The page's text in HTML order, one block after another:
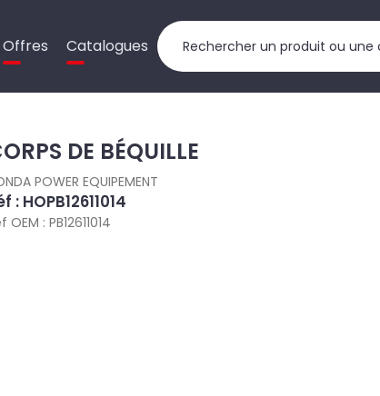
Offres Catalogues
DE BÉQUILLE
POWER EQUIPEMENT
: HOPB12611014
OEM : PB12611014